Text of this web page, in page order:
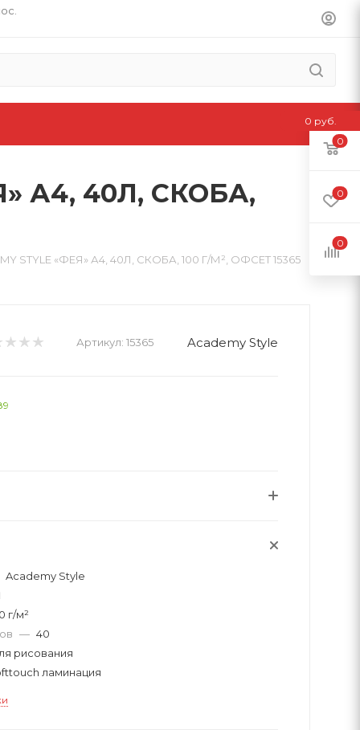
А4, 40Л, СКОБА,
«ФЕЯ» А4, 40Л, СКОБА, 100 Г/М², ОФСЕТ 15365
Артикул: 15365 Academy Style
Academy Style
г/м²
— 40
рисования
ламинация
0
0
0
0 руб.